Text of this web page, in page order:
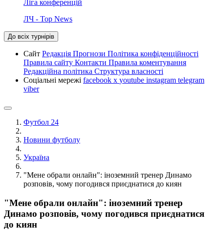
Ліга конференцій
ЛЧ - Top News
До всіх турнірів
Сайт Редакція Прогнози Політика конфіденційності
Правила сайту Контакти Правила коментування
Редакційна політика Структура власності
Соціальні мережі facebook x youtube instagram telegram
viber
Футбол 24
Новини футболу
Україна
"Мене обрали онлайн": іноземний тренер Динамо
розповів, чому погодився приєднатися до киян
"Мене обрали онлайн": іноземний тренер
Динамо розповів, чому погодився приєднатися
до киян